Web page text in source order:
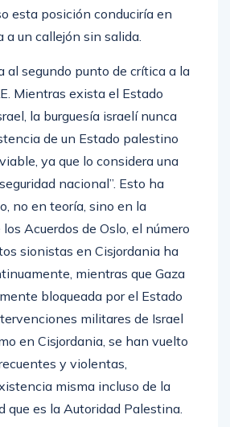
esta posición conduciría en
un callejón sin salida.
al segundo punto de crítica a la
Mientras exista el Estado
la burguesía israelí nunca
de un Estado palestino
ya que lo considera una
nacional”. Esto ha
no en teoría, sino en la
Acuerdos de Oslo, el número
sionistas en Cisjordania ha
mientras que Gaza
bloqueada por el Estado
militares de Israel
en Cisjordania, se han vuelto
y violentas,
misma incluso de la
que es la Autoridad Palestina.